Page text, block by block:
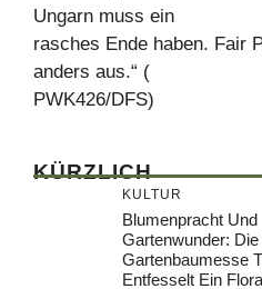
Ungarn muss ein
rasches Ende haben. Fair
anders aus.“ (
PWK426/DFS)
KÜRZLICH
KULTUR
Blumenpracht Und
Gartenwunder: Die
Gartenbaumesse
Entfesselt Ein